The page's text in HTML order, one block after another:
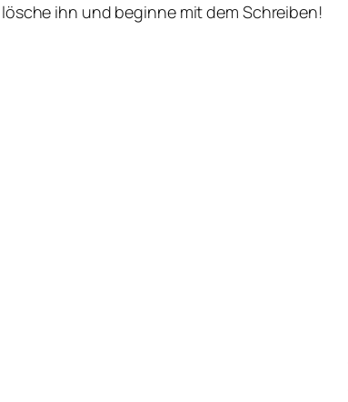
ihn und beginne mit dem Schreiben!